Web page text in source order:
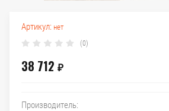
Артикул: нет
(0)
38 712 ₽
Производитель: